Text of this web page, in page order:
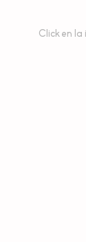
Click en